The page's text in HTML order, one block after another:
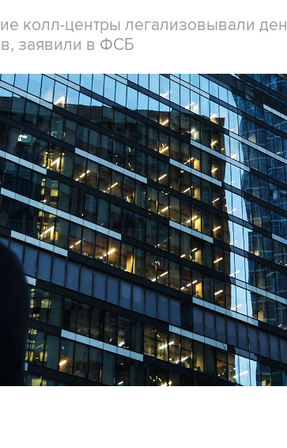
колл-центры легализовывали
заявили в ФСБ